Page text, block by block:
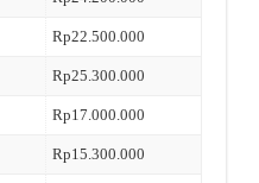
Rp22.500.000
Rp25.300.000
Rp17.000.000
Rp15.300.000